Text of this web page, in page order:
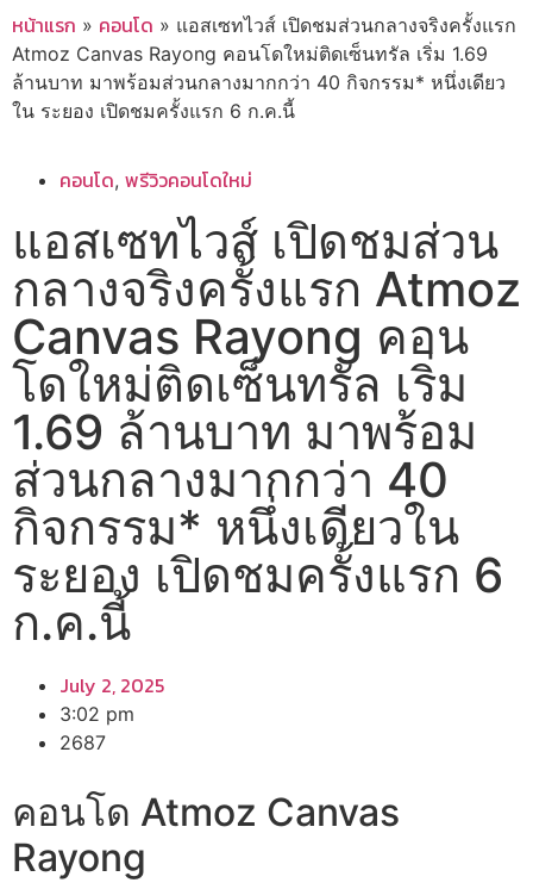
หน้าแรก » คอนโด » แอสเซทไวส์ เปิดชมส่วนกลางจริงครั้งแรก
Atmoz Canvas Rayong คอนโดใหม่ติดเซ็นทรัล เริ่ม 1.69
ล้านบาท มาพร้อมส่วนกลางมากกว่า 40 กิจกรรม* หนึ่งเดียว
ใน ระยอง เปิดชมครั้งแรก 6 ก.ค.นี้
คอนโด, พรีวิวคอนโดใหม่
แอสเซทไวส์ เปิดชมส่วน
กลางจริงครั้งแรก Atmoz
Canvas Rayong คอน
โดใหม่ติดเซ็นทรัล เริ่ม
1.69 ล้านบาท มาพร้อม
ส่วนกลางมากกว่า 40
กิจกรรม* หนึ่งเดียวใน
ระยอง เปิดชมครั้งแรก 6
ก.ค.นี้
July 2, 2025
3:02 pm
2687
คอนโด Atmoz Canvas
Rayong